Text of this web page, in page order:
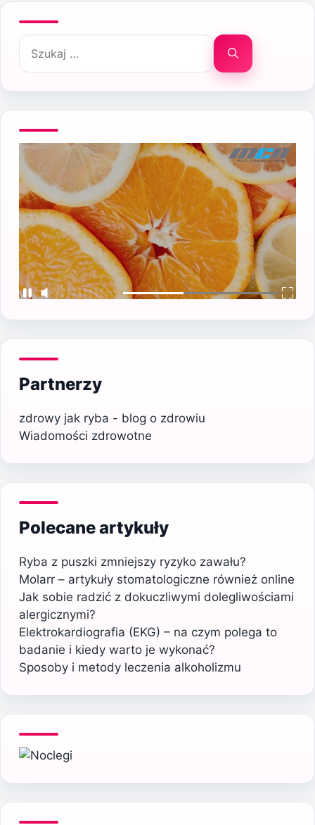
Szukaj:
Partnerzy
zdrowy jak ryba - blog o zdrowiu
Wiadomości zdrowotne
Polecane artykuły
Ryba z puszki zmniejszy ryzyko zawału?
Molarr – artykuły stomatologiczne również online
Jak sobie radzić z dokuczliwymi dolegliwościami
alergicznymi?
Elektrokardiografia (EKG) – na czym polega to
badanie i kiedy warto je wykonać?
Sposoby i metody leczenia alkoholizmu